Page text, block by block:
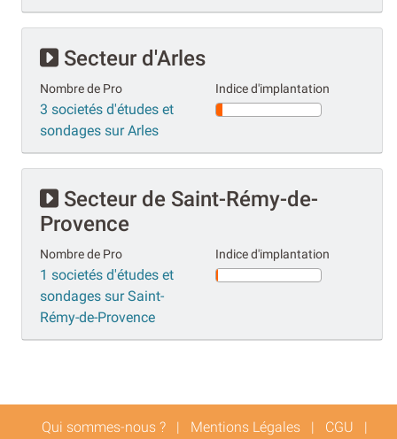
Secteur d'Arles
Nombre de Pro
3 societés d'études et
sondages sur Arles
Indice d'implantation
Secteur de Saint-Rémy-de-
Provence
Nombre de Pro
1 societés d'études et
sondages sur Saint-
Rémy-de-Provence
Indice d'implantation
Qui sommes-nous ? | Mentions Légales | CGU |